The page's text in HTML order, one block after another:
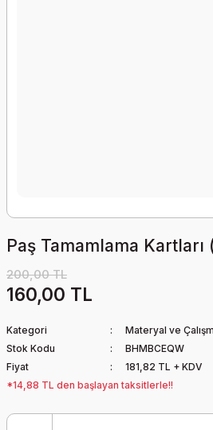
Paş Tamamlama Kartları
200,00 TL
160,00 TL
Kategori
Materyal ve
Stok Kodu
BHMBCEQW
Fiyat
181,82 TL + KDV
*14,88 TL den başlayan taksitlerle!!